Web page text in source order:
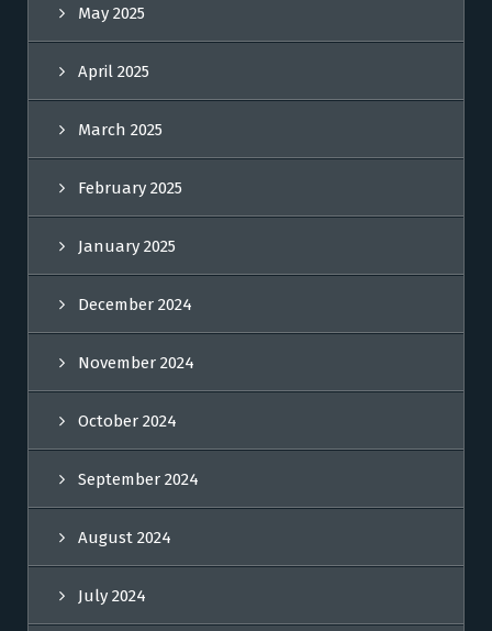
May 2025
April 2025
March 2025
February 2025
January 2025
December 2024
November 2024
October 2024
September 2024
August 2024
July 2024